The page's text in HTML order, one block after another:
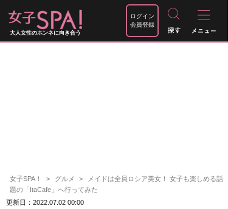
大人女性のホンネに向き合う
ログイン
会員登録
女子SPA！ グルメ
メイドは全員ロシア美女！ 女子も楽しめる話
題の「ItaCafe」へ行ってみた
更新日：2022.07.02 00:00